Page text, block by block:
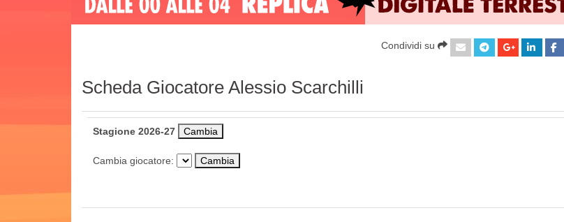
Condividi su
Scheda Giocatore Alessio Scarchilli
Stagione 2026-27
Cambia giocatore: